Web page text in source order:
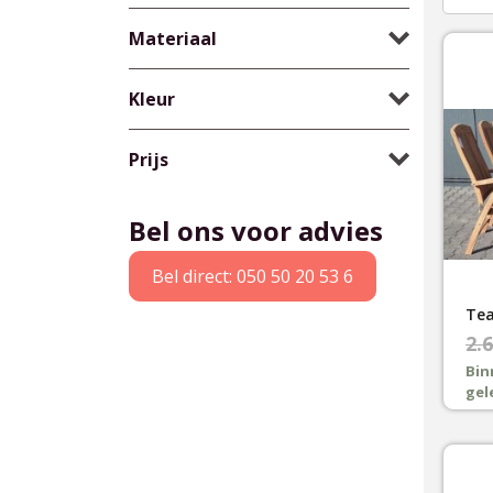
Materiaal
Kleur
Prijs
Bel ons voor advies
Bel direct: 050 50 20 53 6
is: